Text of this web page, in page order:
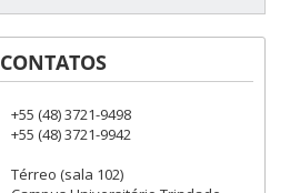
CONTATOS
+55 (48) 3721-9498
+55 (48) 3721-9942
Térreo (sala 102)